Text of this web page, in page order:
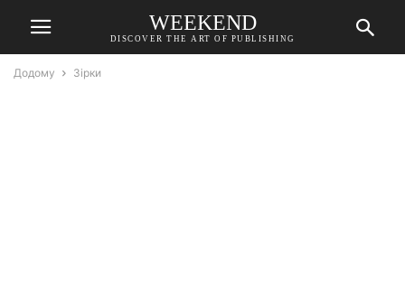
WEEKEND
DISCOVER THE ART OF PUBLISHING
Додому Зірки